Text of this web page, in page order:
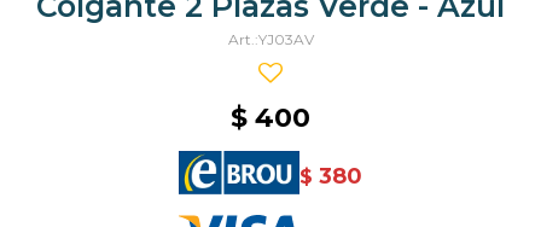
YJ03AV
$ 400
$ 380